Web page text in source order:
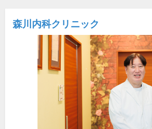
森川内科クリニック